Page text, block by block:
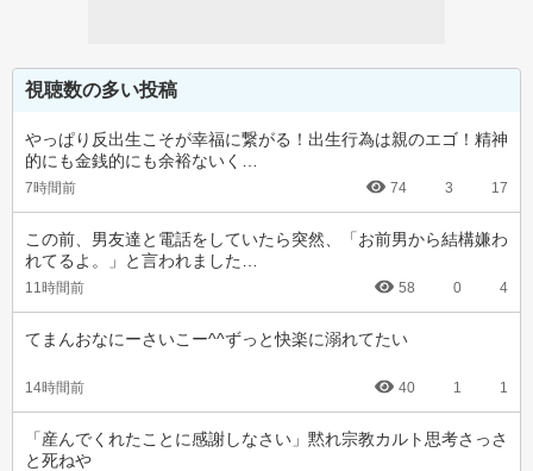
視聴数の多い投稿
やっぱり反出生こそが幸福に繋がる！出生行為は親のエゴ！精神
的にも金銭的にも余裕ないく…
7時間前 74 3 17
この前、男友達と電話をしていたら突然、「お前男から結構嫌わ
れてるよ。」と言われました…
11時間前 58 0 4
てまんおなにーさいこー^^ずっと快楽に溺れてたい
14時間前 40 1 1
「産んでくれたことに感謝しなさい」黙れ宗教カルト思考さっさ
と死ねや